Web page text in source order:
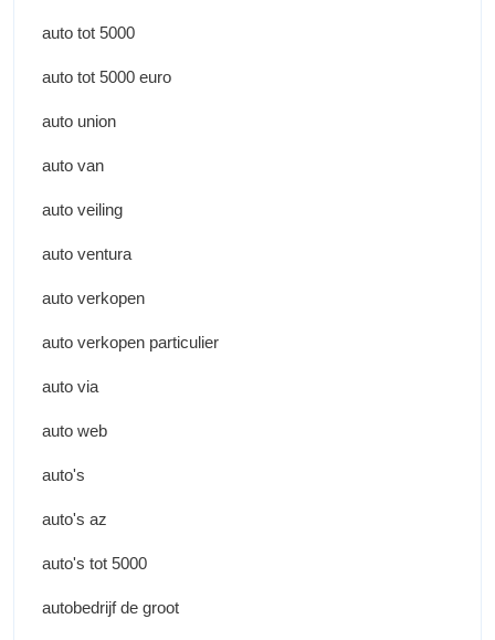
auto tot 5000
auto tot 5000 euro
auto union
auto van
auto veiling
auto ventura
auto verkopen
auto verkopen particulier
auto via
auto web
auto's
auto's az
auto's tot 5000
autobedrijf de groot